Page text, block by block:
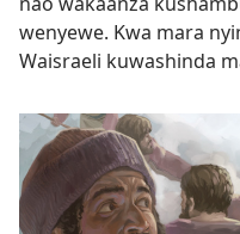
wenyewe. Kwa mara
Waisraeli kuwashinda